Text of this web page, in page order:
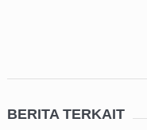
BERITA TERKAIT